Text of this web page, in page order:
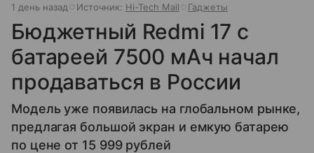
1 день назад Источник: Hi-Tech Mail Гаджеты
Бюджетный Redmi 17 с
батареей 7500 мАч начал
продаваться в России
Модель уже появилась на глобальном рынке,
предлагая большой экран и емкую батарею
по цене от 15 999 рублей